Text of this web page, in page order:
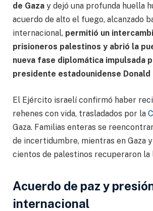
de Gaza y dejó una profunda huella
acuerdo de alto el fuego, alcanzado
internacional, permitió un
prisioneros palestinos y abrió la
nueva fase diplomática impulsada
presidente estadounidense Donald
El Ejército israelí confirmó haber
rehenes con vida, trasladados por la
Gaza. Familias enteras se
de incertidumbre, mientras en Gaza
cientos de palestinos recuperaron la
Acuerdo de paz y
internacional